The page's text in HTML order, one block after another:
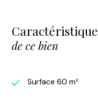
de ce bien
Surface 60 m²